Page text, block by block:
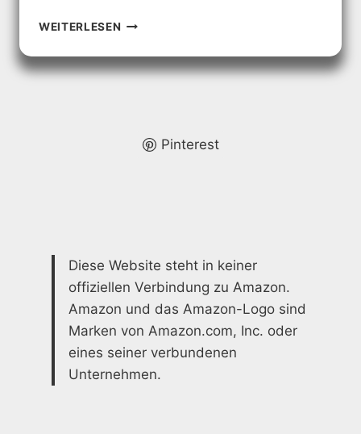
WEITERLESEN GLASWAND
–
HOCHWERTIGE
SCHÖNESPinterest
Diese Website steht in keiner
offiziellen Verbindung zu Amazon.
Amazon und das Amazon-Logo sind
Marken von Amazon.com, Inc. oder
eines seiner verbundenen
Unternehmen.